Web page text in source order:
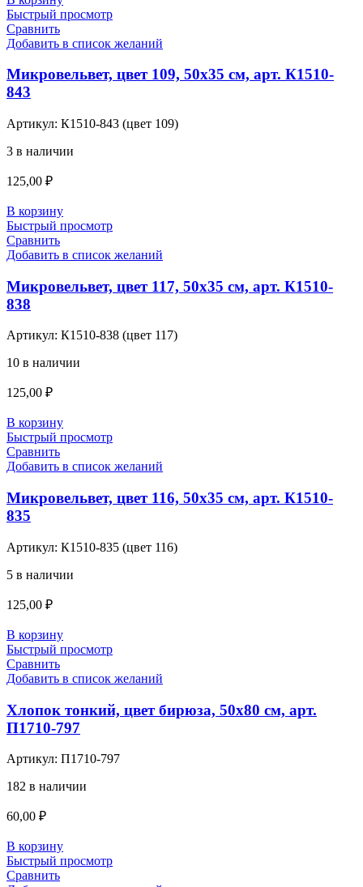
Быстрый просмотр
Сравнить
Добавить в список желаний
Микровельвет, цвет 109, 50х35 см, арт. К1510-
843
Артикул: К1510-843 (цвет 109)
3 в наличии
125,00 ₽
В корзину
Быстрый просмотр
Сравнить
Добавить в список желаний
Микровельвет, цвет 117, 50х35 см, арт. К1510-
838
Артикул: К1510-838 (цвет 117)
10 в наличии
125,00 ₽
В корзину
Быстрый просмотр
Сравнить
Добавить в список желаний
Микровельвет, цвет 116, 50х35 см, арт. К1510-
835
Артикул: К1510-835 (цвет 116)
5 в наличии
125,00 ₽
В корзину
Быстрый просмотр
Сравнить
Добавить в список желаний
Хлопок тонкий, цвет бирюза, 50х80 см, арт.
П1710-797
Артикул: П1710-797
182 в наличии
60,00 ₽
В корзину
Быстрый просмотр
Сравнить